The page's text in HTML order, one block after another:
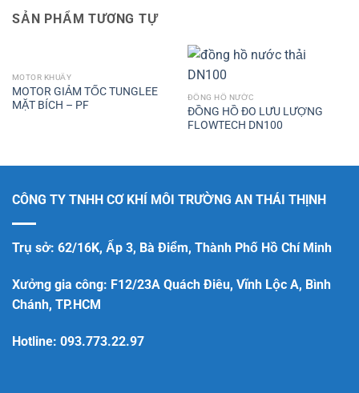
SẢN PHẨM TƯƠNG TỰ
MOTOR KHUẤY
MOTOR GIẢM TỐC TUNGLEE
MẶT BÍCH – PF
ĐỒNG HỒ NƯỚC
ĐỒNG HỒ ĐO LƯU LƯỢNG
FLOWTECH DN100
CÔNG TY TNHH CƠ KHÍ MÔI TRƯỜNG AN THÁI THỊNH
Trụ sở: 62/16K, Ấp 3, Bà Điểm, Thành Phố Hồ Chí Minh
Xưởng gia công: F12/23A Quách Điêu, Vĩnh Lộc A, Bình
Chánh, TP.HCM
Hotline: 093.773.22.97